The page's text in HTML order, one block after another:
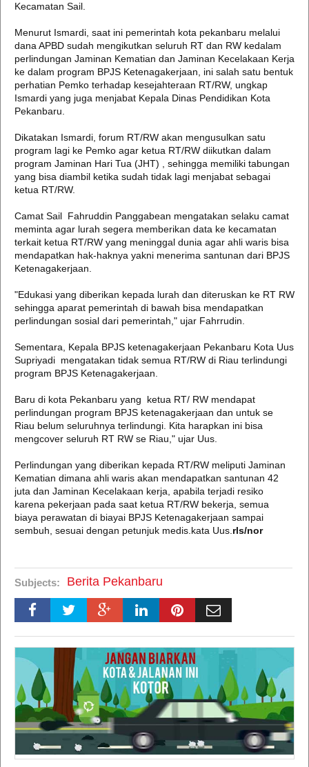
Kecamatan Sail.
Menurut Ismardi, saat ini pemerintah kota pekanbaru melalui
dana APBD sudah mengikutkan seluruh RT dan RW kedalam
perlindungan Jaminan Kematian dan Jaminan Kecelakaan Kerja
ke dalam program BPJS Ketenagakerjaan, ini salah satu bentuk
perhatian Pemko terhadap kesejahteraan RT/RW, ungkap
Ismardi yang juga menjabat Kepala Dinas Pendidikan Kota
Pekanbaru.
Dikatakan Ismardi, forum RT/RW akan mengusulkan satu
program lagi ke Pemko agar ketua RT/RW diikutkan dalam
program Jaminan Hari Tua (JHT) , sehingga memiliki tabungan
yang bisa diambil ketika sudah tidak lagi menjabat sebagai
ketua RT/RW.
Camat Sail Fahruddin Panggabean mengatakan selaku camat
meminta agar lurah segera memberikan data ke kecamatan
terkait ketua RT/RW yang meninggal dunia agar ahli waris bisa
mendapatkan hak-haknya yakni menerima santunan dari BPJS
Ketenagakerjaan.
"Edukasi yang diberikan kepada lurah dan diteruskan ke RT RW
sehingga aparat pemerintah di bawah bisa mendapatkan
perlindungan sosial dari pemerintah," ujar Fahrrudin.
Sementara, Kepala BPJS ketenagakerjaan Pekanbaru Kota Uus
Supriyadi mengatakan tidak semua RT/RW di Riau terlindungi
program BPJS Ketenagakerjaan.
Baru di kota Pekanbaru yang ketua RT/ RW mendapat
perlindungan program BPJS ketenagakerjaan dan untuk se
Riau belum seluruhnya terlindungi. Kita harapkan ini bisa
mengcover seluruh RT RW se Riau," ujar Uus.
Perlindungan yang diberikan kepada RT/RW meliputi Jaminan
Kematian dimana ahli waris akan mendapatkan santunan 42
juta dan Jaminan Kecelakaan kerja, apabila terjadi resiko
karena pekerjaan pada saat ketua RT/RW bekerja, semua
biaya perawatan di biayai BPJS Ketenagakerjaan sampai
sembuh, sesuai dengan petunjuk medis.kata Uus. rls/nor
Subjects: Berita Pekanbaru